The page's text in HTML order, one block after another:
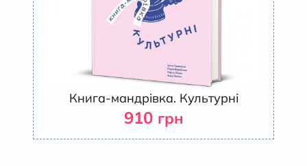
Книга-мандрівка. Культурні
910 грн